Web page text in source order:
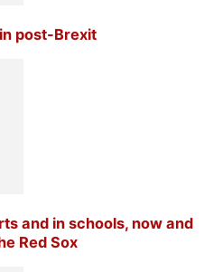
post-Brexit
and in schools, now and
Red Sox